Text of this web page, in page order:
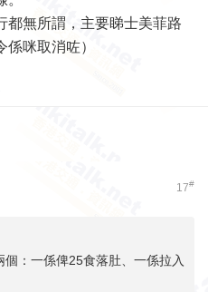
都無所謂，主要睇士美菲路
係咪取消咗）
17#
：一係俾25食落肚、一係拉入